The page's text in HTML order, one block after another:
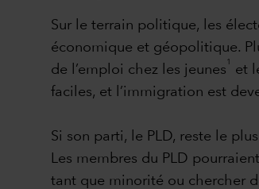
Sur le terrain politique, les
économique et géopolitique.
de l’emploi chez les jeunes
1
et
faciles, et l’immigration est
Si son parti, le PLD, reste le
Les membres du PLD
tant que minorité ou chercher